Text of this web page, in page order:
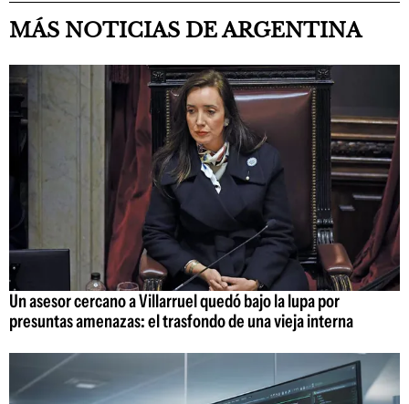
MÁS NOTICIAS DE ARGENTINA
Un asesor cercano a Villarruel quedó bajo la lupa por
presuntas amenazas: el trasfondo de una vieja interna